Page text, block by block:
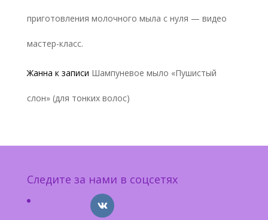
приготовления молочного мыла с нуля — видео
мастер-класс.
Жанна к записи Шампуневое мыло «Пушистый
слон» (для тонких волос)
Следите за нами в соцсетях